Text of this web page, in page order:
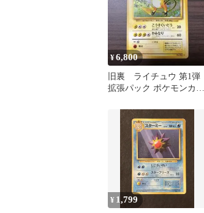
¥6,800
旧裏 ライチュウ 第1弾
拡張パック ポケモンカー
¥ 1,799